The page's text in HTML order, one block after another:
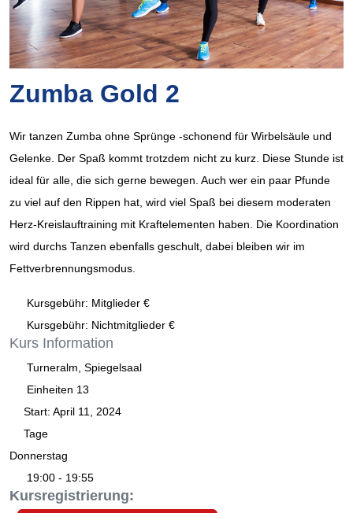
Zumba Gold 2
Wir tanzen Zumba ohne Sprünge -schonend für Wirbelsäule und
Gelenke. Der Spaß kommt trotzdem nicht zu kurz. Diese Stunde ist
ideal für alle, die sich gerne bewegen. Auch wer ein paar Pfunde
zu viel auf den Rippen hat, wird viel Spaß bei diesem moderaten
Herz-Kreislauftraining mit Kraftelementen haben. Die Koordination
wird durchs Tanzen ebenfalls geschult, dabei bleiben wir im
Fettverbrennungsmodus.
Kursgebühr: Mitglieder €
Kursgebühr: Nichtmitglieder €
Kurs Information
Turneralm, Spiegelsaal
Einheiten 13
Start: April 11, 2024
Tage
Donnerstag
19:00 - 19:55
Kursregistrierung: